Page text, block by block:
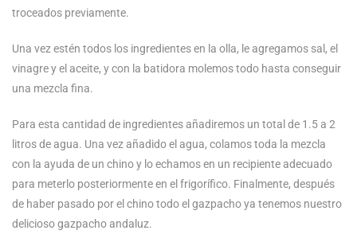
troceados previamente.
Una vez estén todos los ingredientes en la olla, le agregamos sal, el
vinagre y el aceite, y con la batidora molemos todo hasta conseguir
una mezcla fina.
Para esta cantidad de ingredientes añadiremos un total de 1.5 a 2
litros de agua. Una vez añadido el agua, colamos toda la mezcla
con la ayuda de un chino y lo echamos en un recipiente adecuado
para meterlo posteriormente en el frigorífico. Finalmente, después
de haber pasado por el chino todo el gazpacho ya tenemos nuestro
delicioso gazpacho andaluz.